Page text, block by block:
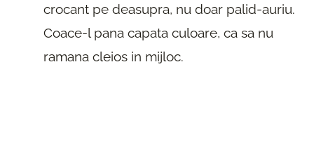
crocant pe deasupra, nu doar palid-auriu.
Coace-l pana capata culoare, ca sa nu
ramana cleios in mijloc.